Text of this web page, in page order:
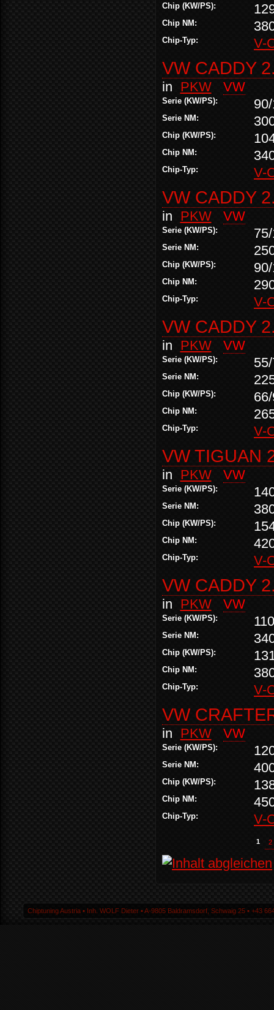
Chip (KW/PS):
Chip NM:
Chip-Typ: V-
VW CADDY
in PKW VW
Serie (KW/PS):
Serie NM:
Chip (KW/PS):
Chip NM:
Chip-Typ: V-
VW CADDY
in PKW VW
Serie (KW/PS):
Serie NM:
Chip (KW/PS):
Chip NM:
Chip-Typ: V-
VW CADDY
in PKW VW
Serie (KW/PS):
Serie NM:
Chip (KW/PS):
Chip NM:
Chip-Typ: V-
VW TIGUAN
in PKW VW
Serie (KW/PS):
Serie NM:
Chip (KW/PS):
Chip NM:
Chip-Typ: V-
VW CADDY
in PKW VW
Serie (KW/PS):
Serie NM:
Chip (KW/PS):
Chip NM:
Chip-Typ: V-
VW
in PKW VW
Serie (KW/PS):
Serie NM:
Chip (KW/PS):
Chip NM:
Chip-Typ: V-
1 2
Chiptuning Austria ▪ Inh. WOLF Dieter ▪ A-9805 Baldramsdorf, Schwaig 25 ▪ +43